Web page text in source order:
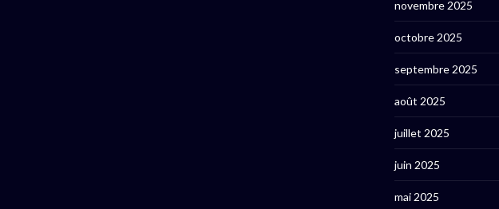
novembre 2025
octobre 2025
septembre 2025
août 2025
juillet 2025
juin 2025
mai 2025